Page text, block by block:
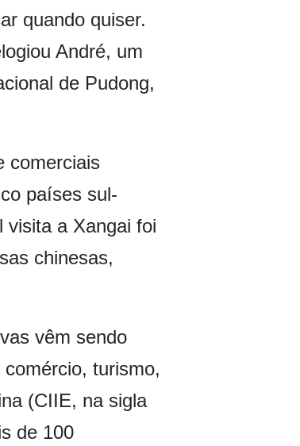
quando quiser.
André, um
de Pudong,
comerciais
países sul-
visita a Xangai foi
chinesas,
vêm sendo
turismo,
(CIIE, na sigla
de 100